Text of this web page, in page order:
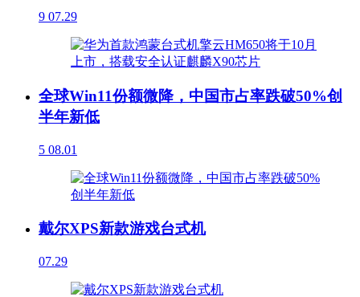
9 07.29
全球Win11份额微降，中国市占率跌破50%创
半年新低
5 08.01
戴尔XPS新款游戏台式机
07.29